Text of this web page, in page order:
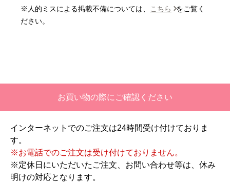
【注文からどのくらいで届きましたか？】
【その他感想・コメント】
１．５点は、少々工事が雑。
過去の業者で一番最低。良かった点は、ただ一
つ、愛想が良かったこと。
※人的ミスによる掲載不備については、 こちら
をご覧く
ださい。
お買い物の際にご確認ください
インターネットでのご注文は24時間受け付けておりま
す。
※お電話でのご注文は受け付けておりません。
※定休日にいただいたご注文、お問い合わせ等は、休み
明けの対応となります。